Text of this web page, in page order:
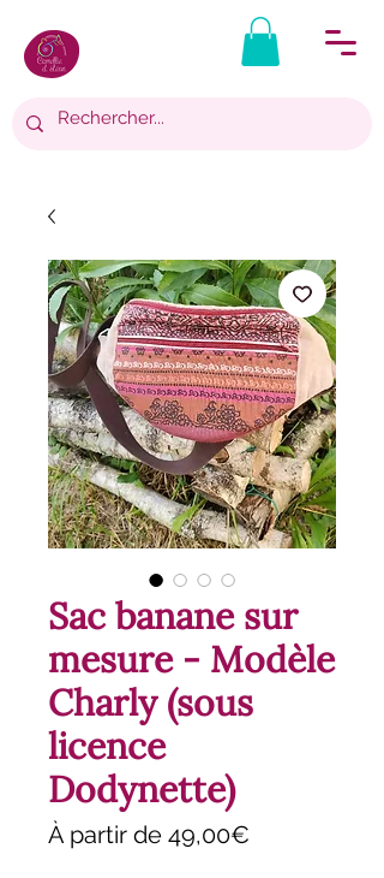
Sac banane sur
mesure - Modèle
Charly (sous
licence
Dodynette)
À partir de 49,00€